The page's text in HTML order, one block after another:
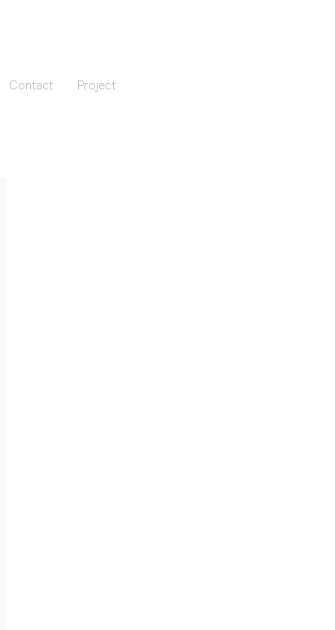
Contact Project